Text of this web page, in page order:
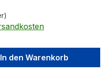
den
In den Warenkorb